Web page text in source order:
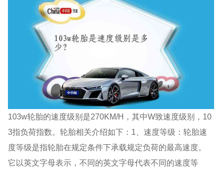
103w轮胎的速度级别是270KM/H，其中W致速度级别，10
3指负荷指数。轮胎相关介绍如下：1、速度等级：轮胎速
度等级是指轮胎在规定条件下承载规定负荷的最高速度。
它以英文字母表示，不同的英文字母代表不同的速度等